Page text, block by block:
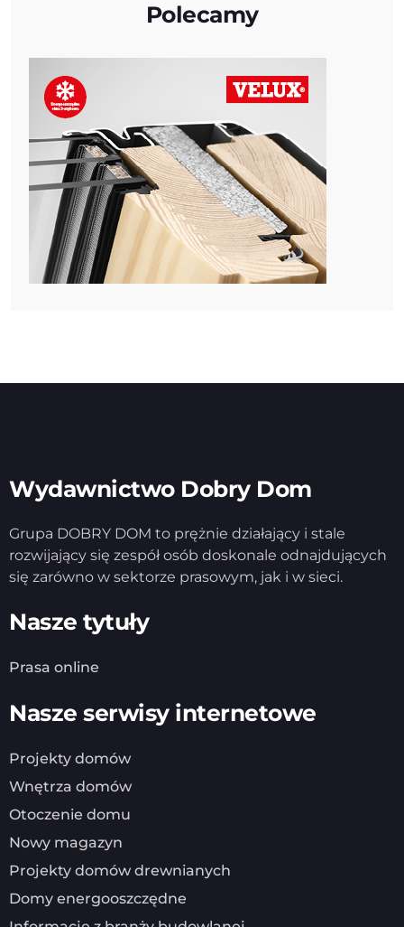
Polecamy
Wydawnictwo Dobry Dom
Grupa DOBRY DOM to prężnie działający i stale
rozwijający się zespół osób doskonale odnajdujących
się zarówno w sektorze prasowym, jak i w sieci.
Nasze tytuły
Prasa online
Nasze serwisy internetowe
Projekty domów
Wnętrza domów
Otoczenie domu
Nowy magazyn
Projekty domów drewnianych
Domy energooszczędne